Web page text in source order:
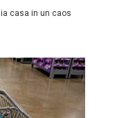
casa in un caos